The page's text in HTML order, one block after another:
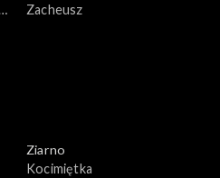
Zacheusz
Ziarno
Kocimiętka